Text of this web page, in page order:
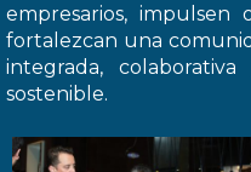
empresarios,
fortalezcan una
integrada,
sostenible.